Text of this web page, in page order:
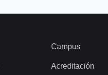
Campus
Acreditación